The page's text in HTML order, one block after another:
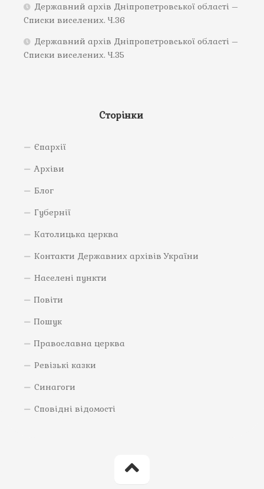
Державний архів Дніпропетровської області –
Списки виселених. Ч.36
Державний архів Дніпропетровської області –
Списки виселених. Ч.35
Сторінки
Єпархії
Архіви
Блог
Губернії
Католицька церква
Контакти Державних архівів України
Населені пункти
Повіти
Пошук
Православна церква
Ревізькі казки
Синагоги
Сповідні відомості